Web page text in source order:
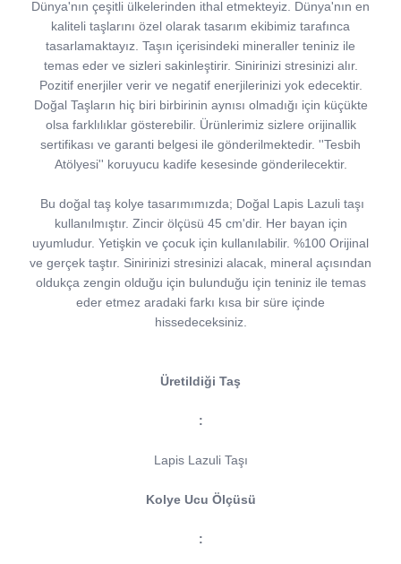
Dünya'nın çeşitli ülkelerinden ithal etmekteyiz. Dünya'nın en
kaliteli taşlarını özel olarak tasarım ekibimiz tarafınca
tasarlamaktayız. Taşın içerisindeki mineraller teniniz ile
temas eder ve sizleri sakinleştirir. Sinirinizi stresinizi alır.
Pozitif enerjiler verir ve negatif enerjilerinizi yok edecektir.
Doğal Taşların hiç biri birbirinin aynısı olmadığı için küçükte
olsa farklılıklar gösterebilir. Ürünlerimiz sizlere orijinallik
sertifikası ve garanti belgesi ile gönderilmektedir. ''Tesbih
Atölyesi'' koruyucu kadife kesesinde gönderilecektir.
Bu doğal taş kolye tasarımımızda; Doğal Lapis Lazuli taşı
kullanılmıştır. Zincir ölçüsü 45 cm'dir. Her bayan için
uyumludur. Yetişkin ve çocuk için kullanılabilir. %100 Orijinal
ve gerçek taştır. Sinirinizi stresinizi alacak, mineral açısından
oldukça zengin olduğu için bulunduğu için teniniz ile temas
eder etmez aradaki farkı kısa bir süre içinde
hissedeceksiniz.
Üretildiği Taş
:
Lapis Lazuli Taşı
Kolye Ucu Ölçüsü
: